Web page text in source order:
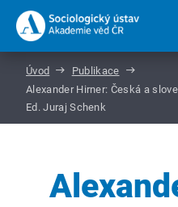
Úvod
Publikace
Alexander Hirner: Česká a
Ed. Juraj Schenk